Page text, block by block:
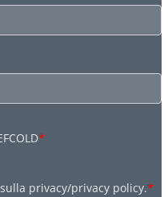
*
privacy/privacy policy.*